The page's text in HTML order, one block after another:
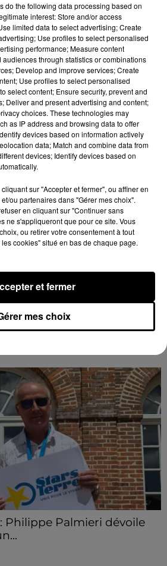
août au Refuge La
en profiter jusqu'à 22h00 les
Voir plus
un autre club de la région
32es de finale de la Coupe de
Philippe Palmieri dévoile
do the following data processing based on
interest: Store and/or access
limited data to select advertising; Create
Use profiles to select personalised
performance; Measure content
through statistics or combinations
Develop and improve services; Create
Use profiles to select personalised
select content; Ensure security, prevent and
Deliver and present advertising and content;
choices. These technologies may
as IP address and browsing data to offer
devices based on information actively
data; Match and combine data from
devices; Identify devices based on
sur "Accepter et fermer", ou affiner en
ou partenaires dans "Gérer mes choix".
en cliquant sur "Continuer sans
ne s'appliqueront que pour ce site. Vous
ou retirer votre consentement à tout
cookies" situé en bas de chaque page.
mes choix
et fermer